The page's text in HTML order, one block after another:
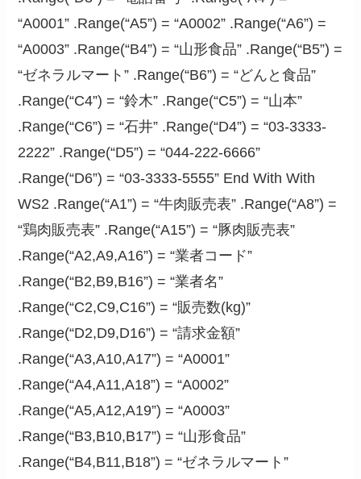
“A0001” .Range(“A5”) = “A0002” .Range(“A6”) =
“A0003” .Range(“B4”) = “山形食品” .Range(“B5”) =
“ゼネラルマート” .Range(“B6”) = “どんと食品”
.Range(“C4”) = “鈴木” .Range(“C5”) = “山本”
.Range(“C6”) = “石井” .Range(“D4”) = “03-3333-
2222” .Range(“D5”) = “044-222-6666”
.Range(“D6”) = “03-3333-5555” End With With
WS2 .Range(“A1”) = “牛肉販売表” .Range(“A8”) =
“鶏肉販売表” .Range(“A15”) = “豚肉販売表”
.Range(“A2,A9,A16”) = “業者コード”
.Range(“B2,B9,B16”) = “業者名”
.Range(“C2,C9,C16”) = “販売数(kg)”
.Range(“D2,D9,D16”) = “請求金額”
.Range(“A3,A10,A17”) = “A0001”
.Range(“A4,A11,A18”) = “A0002”
.Range(“A5,A12,A19”) = “A0003”
.Range(“B3,B10,B17”) = “山形食品”
.Range(“B4,B11,B18”) = “ゼネラルマート”